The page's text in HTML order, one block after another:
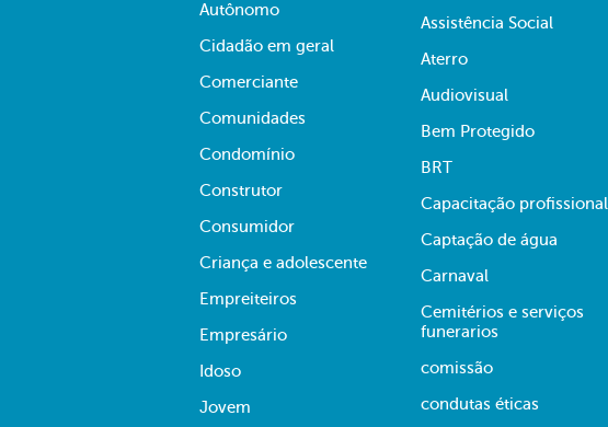
Autônomo
Cidadão em geral
Comerciante
Comunidades
Condomínio
Construtor
Consumidor
Criança e adolescente
Empreiteiros
Empresário
Idoso
Jovem
Assistência Social
Aterro
Audiovisual
Bem Protegido
BRT
Capacitação profissional
Captação de água
Carnaval
Cemitérios e serviços
funerarios
comissão
condutas éticas